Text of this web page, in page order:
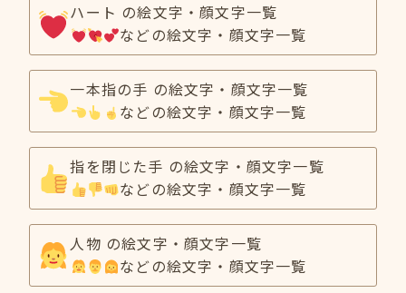
ハート の絵文字・顔文字一覧
などの絵文字・顔文字一覧
一本指の手 の絵文字・顔文字一覧
などの絵文字・顔文字一覧
指を閉じた手 の絵文字・顔文字一覧
などの絵文字・顔文字一覧
人物 の絵文字・顔文字一覧
などの絵文字・顔文字一覧